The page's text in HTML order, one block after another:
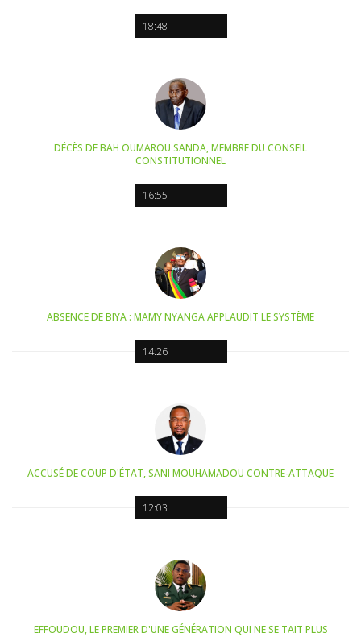
18:48
16:55
DÉCÈS DE BAH OUMAROU SANDA, MEMBRE DU CONSEIL
CONSTITUTIONNEL
14:26
ABSENCE DE BIYA : MAMY NYANGA APPLAUDIT LE SYSTÈME
12:03
ACCUSÉ DE COUP D'ÉTAT, SANI MOUHAMADOU CONTRE-ATTAQUE
EFFOUDOU, LE PREMIER D'UNE GÉNÉRATION QUI NE SE TAIT PLUS